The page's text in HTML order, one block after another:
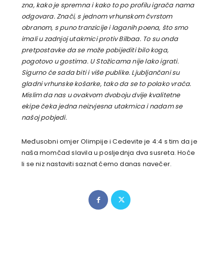
zna, kako je spremna i kako to po profilu igrača nama
odgovara. Znači, s jednom vrhunskom čvrstom
obranom, s puno tranzicije i laganih poena, što smo
imali u zadnjoj utakmici protiv Bilbaa. To su onda
pretpostavke da se može pobijediti bilo koga,
pogotovo u gostima. U Stožicama nije lako igrati.
Sigurno će sada biti i više publike. Ljubljančani su
gladni vrhunske košarke, tako da se to polako vraća.
Mislim da nas u ovakvom dvoboju dvije kvalitetne
ekipe čeka jedna neizvjesna utakmica i nadam se
našoj pobjedi.
Međusobni omjer Olimpije i Cedevite je 4:4 s tim da je
naša momčad slavila u posljednja dva susreta. Hoće
li se niz nastaviti saznat ćemo danas navečer.